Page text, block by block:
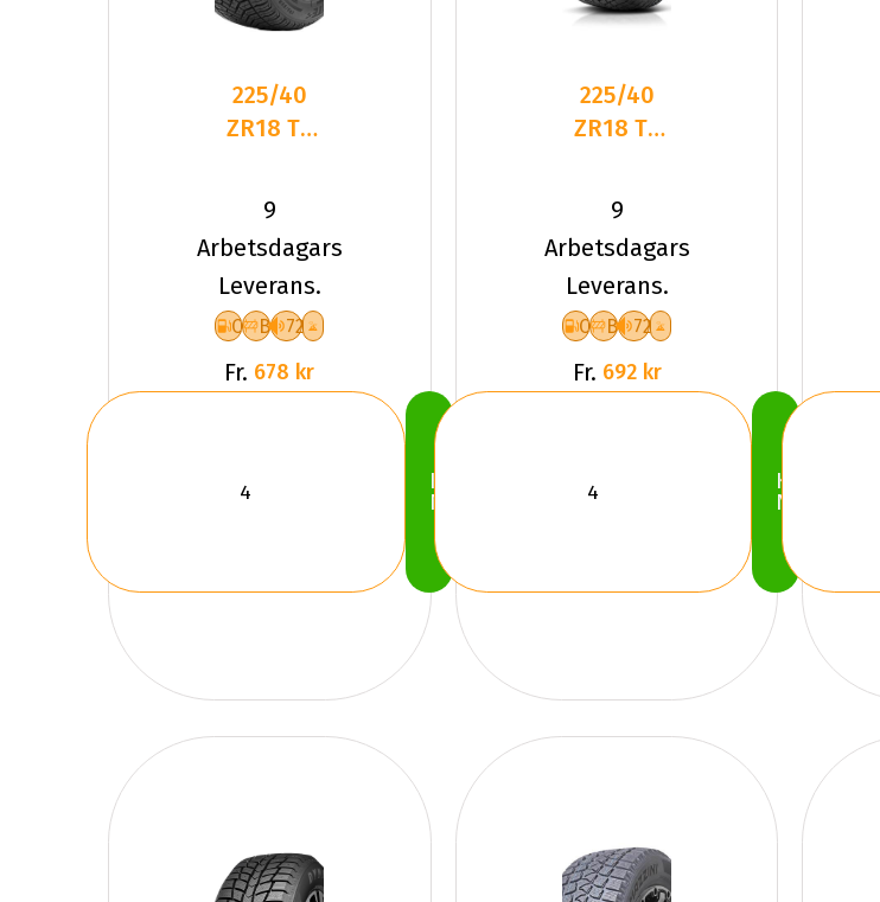
225/40
ZR18 TL
DELINTE
AW6 XL
9
Arbetsdagars
Leverans.
C B 72
Fr. 678 kr
Köp
Nu
225/40
ZR18 TL
ROADHOG
RGAS02
XL
9
Arbetsdagars
Leverans.
C B 72
Fr. 692 kr
Köp
Nu